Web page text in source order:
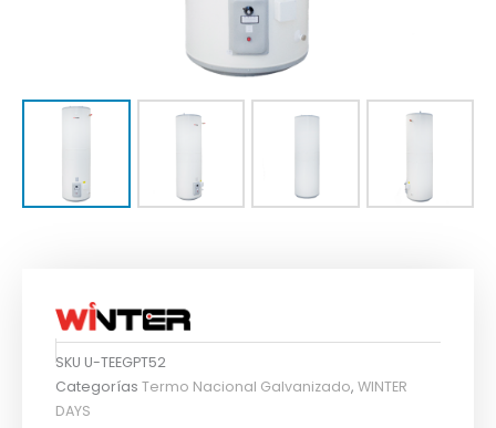
SKU U-TEEGPT52
Categorías Termo Nacional Galvanizado, WINTER
DAYS